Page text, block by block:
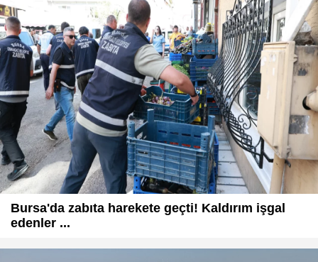
Bursa'da zabıta harekete geçti! Kaldırım işgal
edenler ...